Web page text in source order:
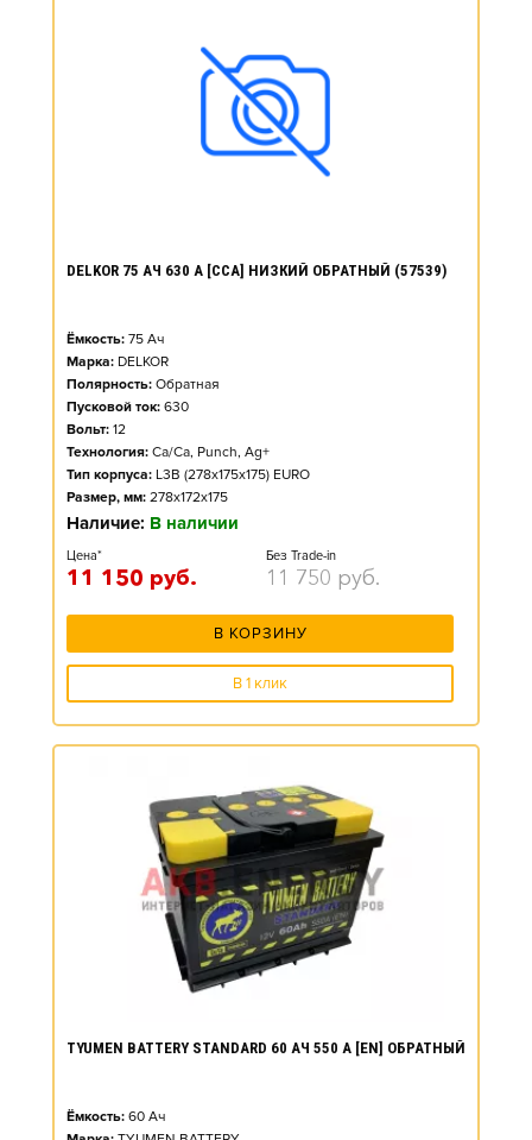
DELKOR 75 АЧ 630 А [CCA] НИЗКИЙ ОБРАТНЫЙ (57539)
Ёмкость: 75 Ач
Марка: DELKOR
Полярность: Обратная
Пусковой ток: 630
Вольт: 12
Технология: Ca/Ca, Punch, Ag+
Тип корпуса: L3B (278x175x175) EURO
Размер, мм: 278x172x175
Наличие: В наличии
Цена*
11 150 руб.
Без Trade-in
11 750 руб.
В КОРЗИНУ
В 1 клик
TYUMEN BATTERY STANDARD 60 АЧ 550 А [EN] ОБРАТНЫЙ
Ёмкость: 60 Ач